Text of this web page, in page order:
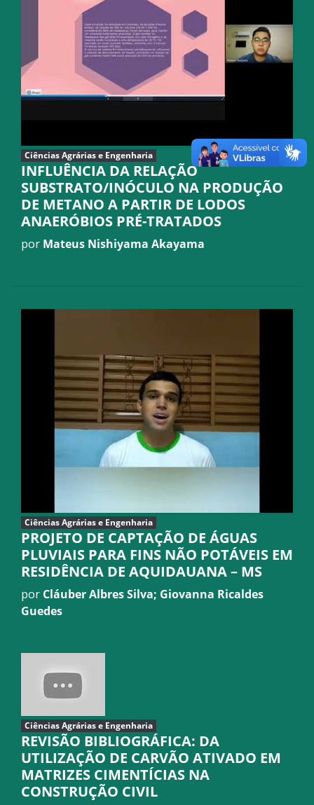
Ciências Agrárias e Engenharia
INFLUÊNCIA DA RELAÇÃO
SUBSTRATO/INÓCULO NA PRODUÇÃO
DE METANO A PARTIR DE LODOS
ANAERÓBIOS PRÉ-TRATADOS
por Mateus Nishiyama Akayama
Ciências Agrárias e Engenharia
PROJETO DE CAPTAÇÃO DE ÁGUAS
PLUVIAIS PARA FINS NÃO POTÁVEIS EM
RESIDÊNCIA DE AQUIDAUANA – MS
por Cláuber Albres Silva; Giovanna Ricaldes
Guedes
Ciências Agrárias e Engenharia
REVISÃO BIBLIOGRÁFICA: DA
UTILIZAÇÃO DE CARVÃO ATIVADO EM
MATRIZES CIMENTÍCIAS NA
CONSTRUÇÃO CIVIL